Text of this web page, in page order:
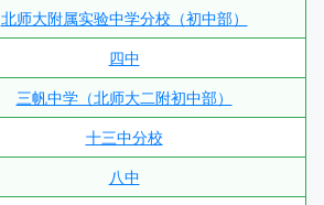
北师大附属实验中学分校（初中部）
四中
三帆中学（北师大二附初中部）
十三中分校
八中